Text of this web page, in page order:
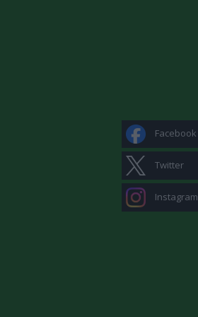
Facebook
Twitter
Instagram